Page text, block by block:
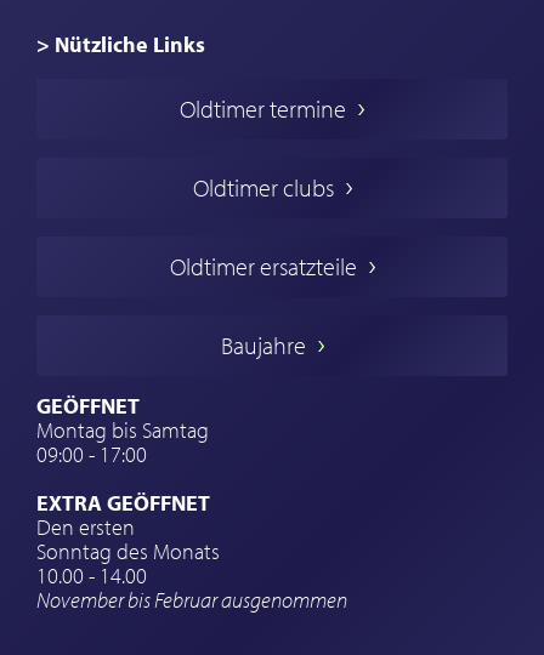
> Nützliche Links
Oldtimers in Europa
Englische Oldtimer
Deutsche Oldtimer
Schwedische Oldtimer
Oldtimer mit h-kennzeichen
Auto Oldtimer Markt
Oldtimer-Versicherung
Oldtimer-Clubs
Oldtimer-Reisen
Oldtimer termine
Oldtimer clubs
Oldtimer ersatzteile
Baujahre
GEÖFFNET
Montag bis Samtag
09:00 - 17:00
EXTRA GEÖFFNET
Den ersten
Sonntag des Monats
10.00 - 14.00
November bis Februar ausgenommen